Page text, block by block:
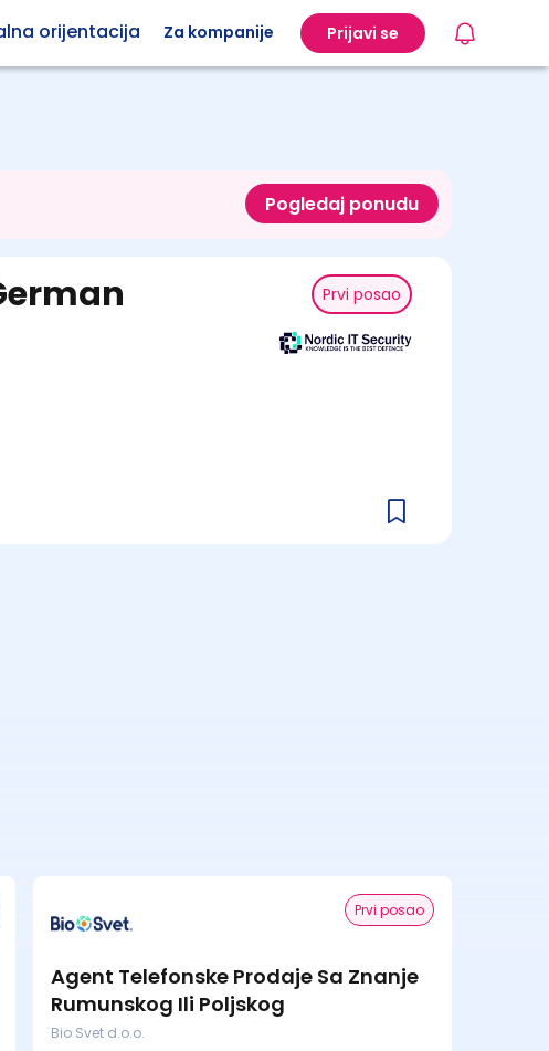
orijentacija Za kompanije Prijavi se
Pogledaj ponudu
Prvi posao
Prvi posao
Agent Telefonske Prodaje Sa Znanje
Rumunskog Ili Poljskog
Bio Svet d.o.o.